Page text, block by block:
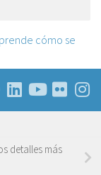
cómo se
detalles más